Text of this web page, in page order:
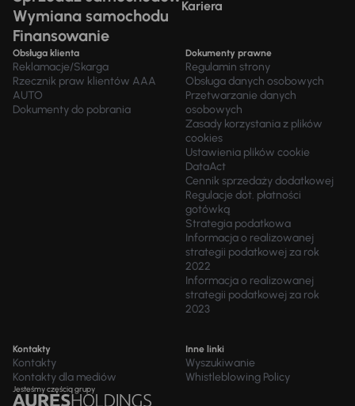
Wymiana samochodu
Finansowanie
Kariera
Obsługa klienta
Reklamacje/Skarga
Rzecznik praw klientów AAA
AUTO
Dokumenty do pobrania
Dokumenty prawne
Regulamin strony
Obsługa danych osobowych
Przetwarzanie danych
osobowych
Zasady korzystania z plików
cookies
Ustawienia plików cookie
DataAct
Cennik sprzedaży dodatkowej
Regulacje dot. płatności
gotówką
Strategia podatkowa
Informacja o realizowanej
strategii podatkowej za rok
2022
Informacja o realizowanej
strategii podatkowej za rok
2023
Kontakty
Kontakty
Kontakty dla mediów
Inne linki
Wyszukiwanie
Whistleblowing Policy
Jesteśmy częścią grupy